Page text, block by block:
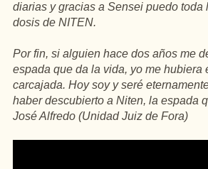
diarias y gracias a Sensei puedo toda
dosis de NITEN.
Por fin, si alguien hace dos años me
espada que da la vida, yo me hubiera
carcajada. Hoy soy y seré
haber descubierto a Niten, la espada
José Alfredo (Unidad Juiz de Fora)